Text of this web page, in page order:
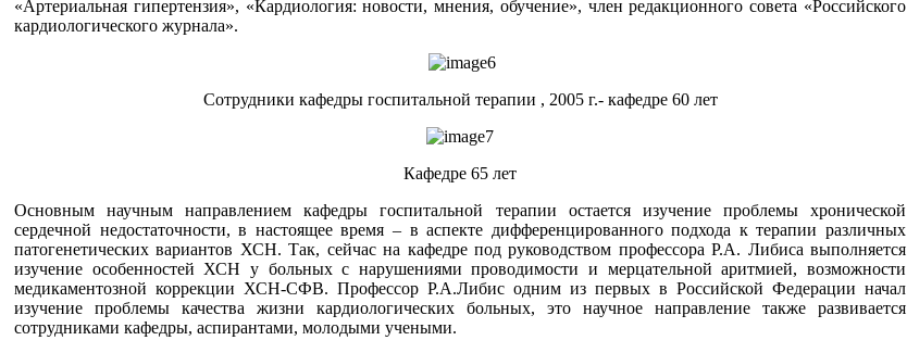
«Артериальная гипертензия», «Кардиология: новости, мнения, обучение», член редакционного совета «Российского
кардиологического журнала».
Сотрудники кафедры госпитальной терапии , 2005 г.- кафедре 60 лет
Кафедре 65 лет
Основным научным направлением кафедры госпитальной терапии остается изучение проблемы хронической
сердечной недостаточности, в настоящее время – в аспекте дифференцированного подхода к терапии различных
патогенетических вариантов ХСН. Так, сейчас на кафедре под руководством профессора Р.А. Либиса выполняется
изучение особенностей ХСН у больных с нарушениями проводимости и мерцательной аритмией, возможности
медикаментозной коррекции ХСН-СФВ. Профессор Р.А.Либис одним из первых в Российской Федерации начал
изучение проблемы качества жизни кардиологических больных, это научное направление также развивается
сотрудниками кафедры, аспирантами, молодыми учеными.